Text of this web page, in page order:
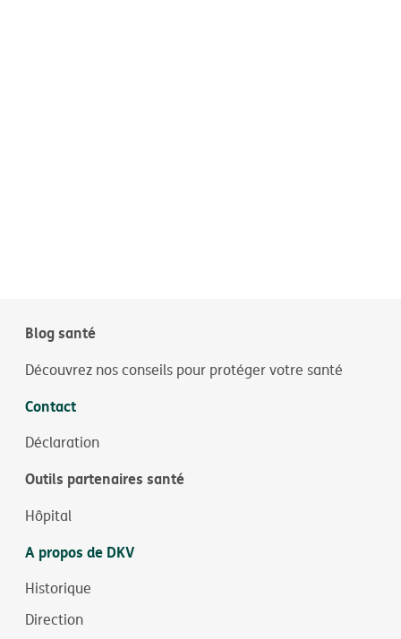
Blog santé
Découvrez nos conseils pour protéger votre santé
Contact
Déclaration
Outils partenaires santé
Hôpital
A propos de DKV
Historique
Direction